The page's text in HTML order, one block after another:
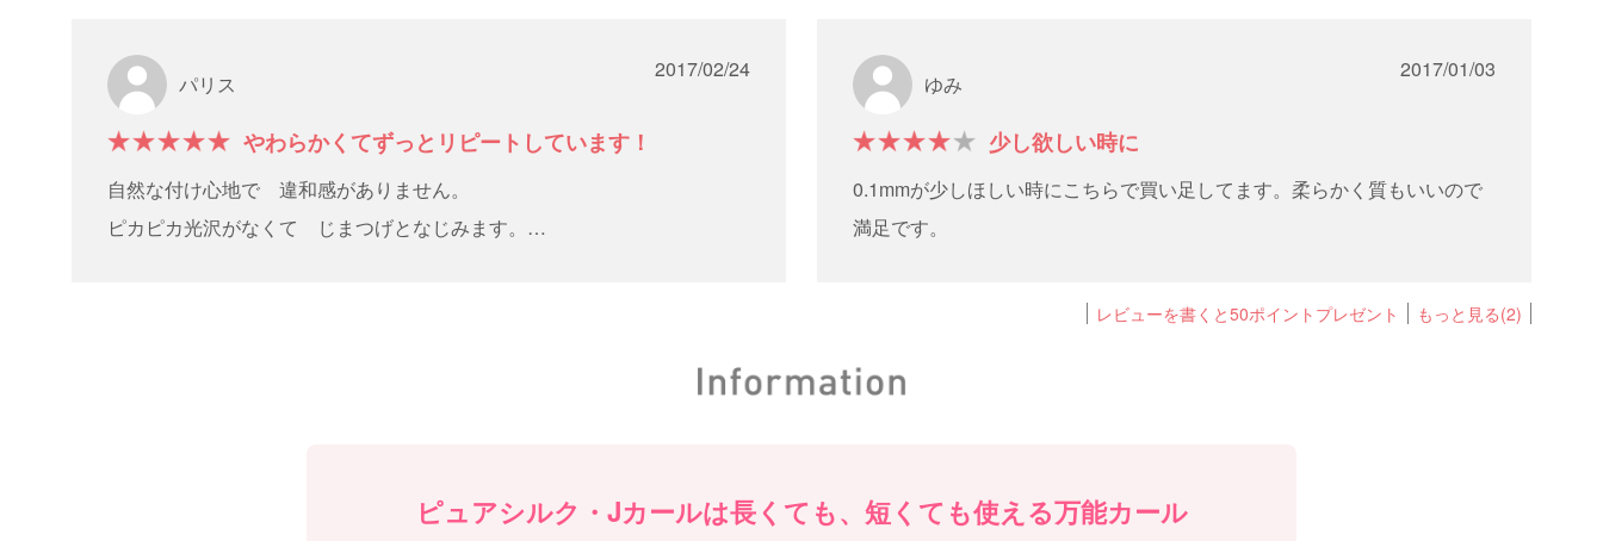
パリス
やわらかくてずっとリピートしています！
2017/02/24
自然な付け心地で 違和感がありません。
ピカピカ光沢がなくて じまつげとなじみます。
ゆみ
少し欲しい時に
2017/01/03
0.1mmが少しほしい時にこちらで買い足してます。柔らかく質もいいので
満足です。
レビューを書くと50ポイントプレゼント もっと見る(2)
ピュアシルク・Jカールは長くても、短くても使える万能カール